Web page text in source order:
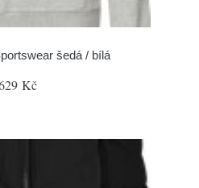
šedá / bílá
Kč